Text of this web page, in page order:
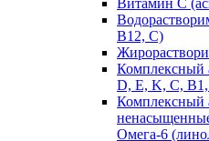
Витамин С
В12, С)
Комплексный
D, E, K, C,
Комплексный
Омега-6